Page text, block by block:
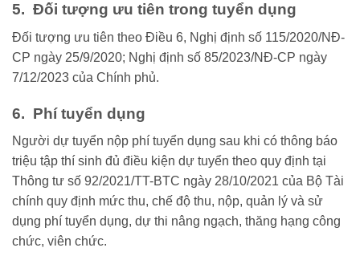
5. Đối tượng ưu tiên trong tuyển dụng
Đối tượng ưu tiên theo Điều 6, Nghị định số 115/2020/NĐ-
CP ngày 25/9/2020; Nghị định số 85/2023/NĐ-CP ngày
7/12/2023 của Chính phủ.
6. Phí tuyển dụng
Người dự tuyển nộp phí tuyển dụng sau khi có thông báo
triệu tập thí sinh đủ điều kiện dự tuyển theo quy định tại
Thông tư số 92/2021/TT-BTC ngày 28/10/2021 của Bộ Tài
chính quy định mức thu, chế độ thu, nộp, quản lý và sử
dụng phí tuyển dụng, dự thi nâng ngạch, thăng hạng công
chức, viên chức.